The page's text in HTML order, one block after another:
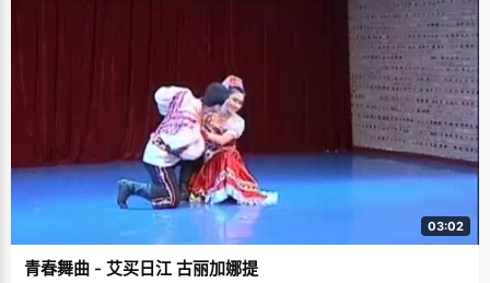
03:02
青春舞曲 - 艾买日江 古丽加娜提